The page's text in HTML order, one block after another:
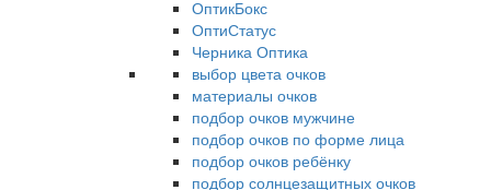
ОптикБокс
ОптиСтатус
Черника Оптика
выбор цвета очков
материалы очков
подбор очков мужчине
подбор очков по форме лица
подбор очков ребёнку
подбор солнцезащитных очков